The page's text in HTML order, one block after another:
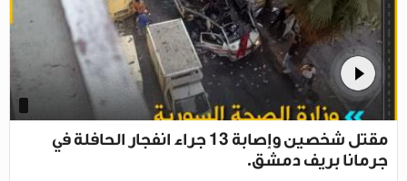
مقتل شخصين وإصابة 13 جراء انفجار الحافلة في
جرمانا بريف دمشق.